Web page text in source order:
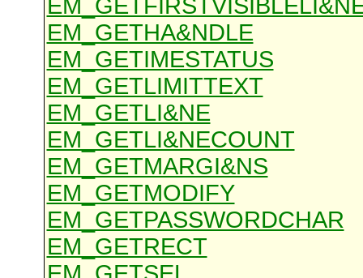
EM_GETHA&NDLE
EM_GETIMESTATUS
EM_GETLIMITTEXT
EM_GETLI&NE
EM_GETLI&NECOUNT
EM_GETMARGI&NS
EM_GETMODIFY
EM_GETPASSWORDCHAR
EM_GETRECT